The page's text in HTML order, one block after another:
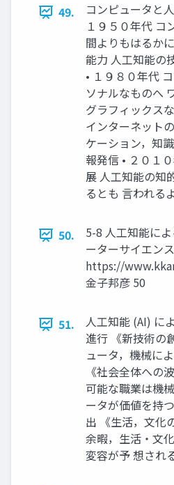
49.
コンピュータと
１９５０年代 コ
間よりもはるか
能力 人工知能の
• １９８０年代
ソナルなものへ
グラフィックス
インターネット
ケーション，知
報発信 • ２０１
展 人工知能の知
るとも 言われる
50.
5-8 人工知能に
ーターサイエン
https://
金子邦彦 50
51.
人工知能 (AI) に
進行 《新技術の
ュータ，機械に
《社会全体への
可能な職業は機
ータが価値を持
出 《生活，文化
余暇，生活・文
変容が予 想され